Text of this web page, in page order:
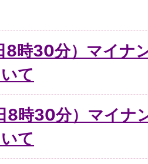
8時30分）マイナ
て
8時30分）マイナ
て